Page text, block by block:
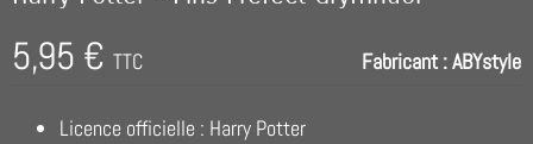
Fabricant :ABYstyle
5,95 € TTC
Licence officielle : Harry Potter